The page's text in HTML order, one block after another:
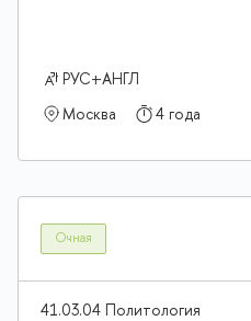
РУС+АНГЛ
Москва
4 года
Очная
41.03.04 Политология